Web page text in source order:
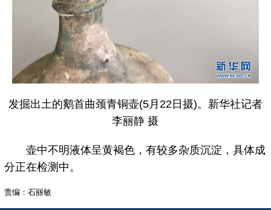
发掘出土的鹅首曲颈青铜壶(5月22日摄)。新华社记者
李丽静 摄
壶中不明液体呈黄褐色，有较多杂质沉淀，具体成
分正在检测中。
责编：石丽敏